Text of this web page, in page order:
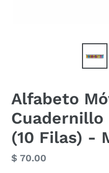
Alfabeto
Cuadernillo
(10 Filas) -
Precio
$ 70.00